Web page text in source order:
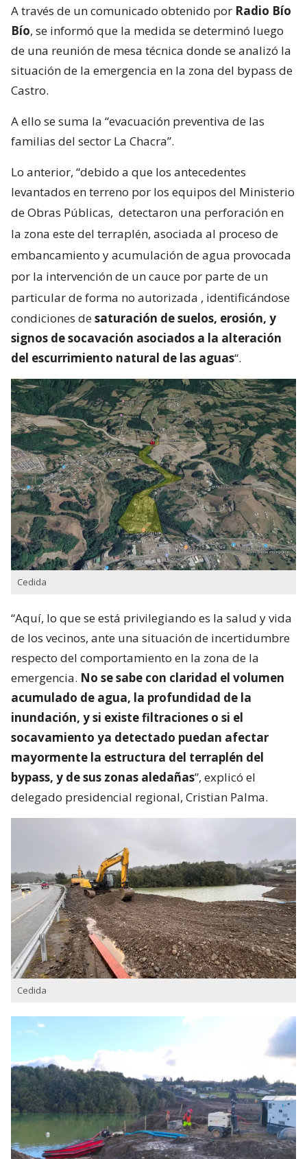
A través de un comunicado obtenido por Radio Bío
Bío, se informó que la medida se determinó luego
de una reunión de mesa técnica donde se analizó la
situación de la emergencia en la zona del bypass de
Castro.
A ello se suma la “evacuación preventiva de las
familias del sector La Chacra”.
Lo anterior, “debido a que los antecedentes
levantados en terreno por los equipos del Ministerio
de Obras Públicas, detectaron una perforación en
la zona este del terraplén, asociada al proceso de
embancamiento y acumulación de agua provocada
por la intervención de un cauce por parte de un
particular de forma no autorizada , identificándose
condiciones desaturación de suelos, erosión, y
signos de socavación asociados a la alteración
del escurrimiento natural de las aguas“.
Cedida
“Aquí, lo que se está privilegiando es la salud y vida
de los vecinos, ante una situación de incertidumbre
respecto del comportamiento en la zona de la
emergencia. No se sabe con claridad el volumen
acumulado de agua, la profundidad de la
inundación, y si existe filtraciones o si el
socavamiento ya detectado puedan afectar
mayormente la estructura del terraplén del
bypass, y de sus zonas aledañas”, explicó el
delegado presidencial regional, Cristian Palma.
Cedida